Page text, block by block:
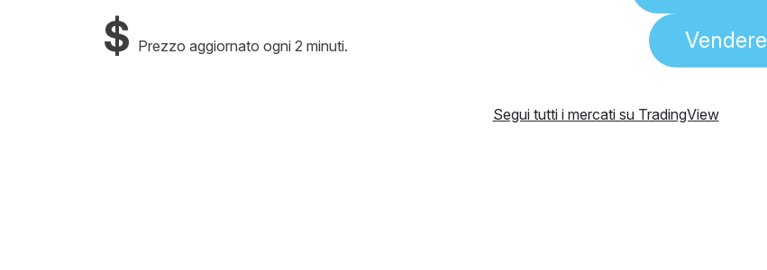
$ Prezzo aggiornato ogni 2 minuti. Vendere
Segui tutti i mercati su TradingView